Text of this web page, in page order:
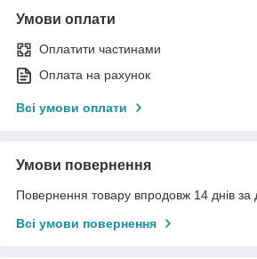
Умови оплати
Оплатити частинами
Оплата на рахунок
Всі умови оплати
Умови повернення
Повернення товару впродовж 14 днів за
Всі умови повернення